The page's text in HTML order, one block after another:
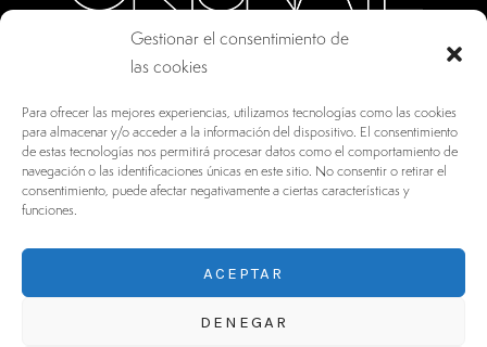
Gestionar el consentimiento de
las cookies
Para ofrecer las mejores experiencias, utilizamos tecnologías como las cookies
para almacenar y/o acceder a la información del dispositivo. El consentimiento
de estas tecnologías nos permitirá procesar datos como el comportamiento de
navegación o las identificaciones únicas en este sitio. No consentir o retirar el
consentimiento, puede afectar negativamente a ciertas características y
funciones.
ACEPTAR
DENEGAR
28770, ESPAÑA
INFO@DRV.ES
+34 902 100 021